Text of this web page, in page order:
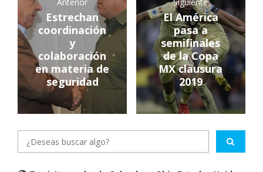
Anterior
Estrechan
coordinación
y
colaboración
en materia de
seguridad
Siguiente
El América
pasa a
semifinales
de la Copa
MX clausura
2019